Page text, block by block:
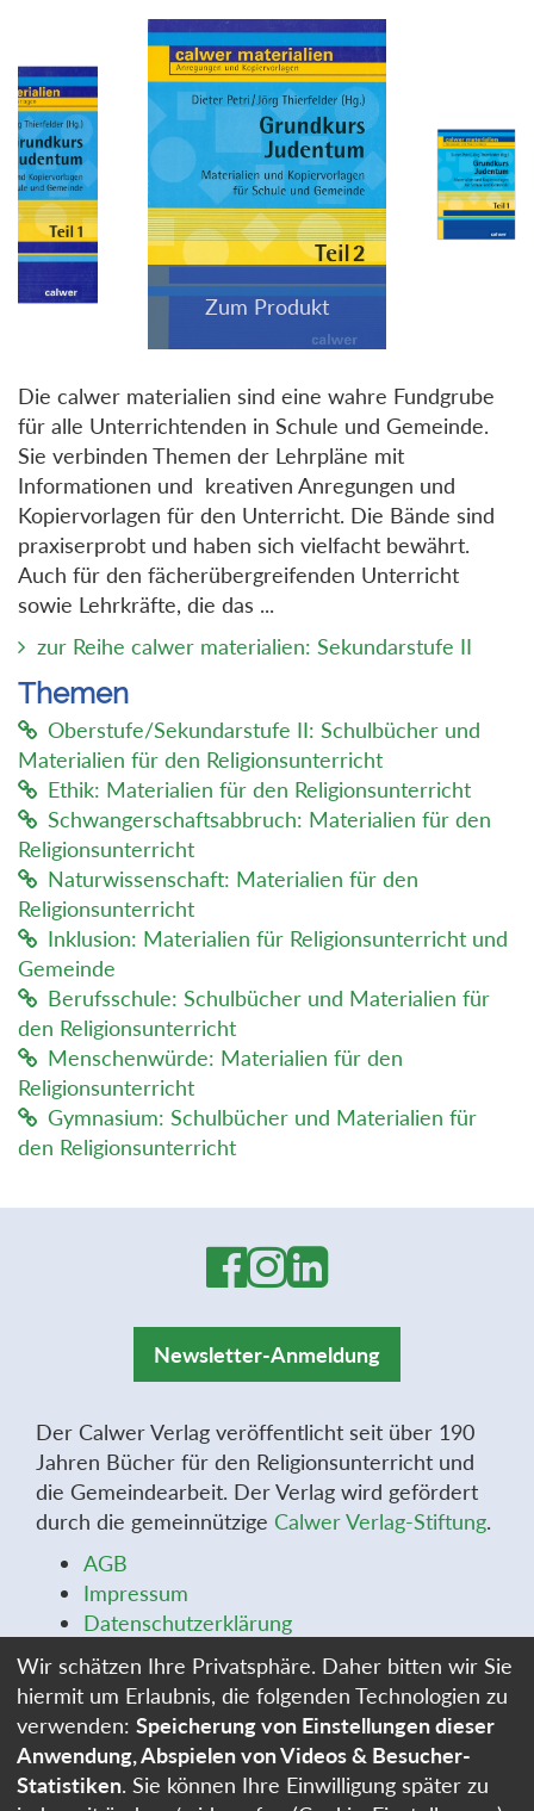
Die calwer materialien sind eine wahre Fundgrube
für alle Unterrichtenden in Schule und Gemeinde.
Sie verbinden Themen der Lehrpläne mit
Informationen und kreativen Anregungen und
Kopiervorlagen für den Unterricht. Die Bände sind
praxiserprobt und haben sich vielfacht bewährt.
Auch für den fächerübergreifenden Unterricht
sowie Lehrkräfte, die das ...
zur Reihe calwer materialien: Sekundarstufe II
Themen
Oberstufe/Sekundarstufe II: Schulbücher und
Materialien für den Religionsunterricht
Ethik: Materialien für den Religionsunterricht
Schwangerschaftsabbruch: Materialien für den
Religionsunterricht
Naturwissenschaft: Materialien für den
Religionsunterricht
Inklusion: Materialien für Religionsunterricht und
Gemeinde
Berufsschule: Schulbücher und Materialien für
den Religionsunterricht
Menschenwürde: Materialien für den
Religionsunterricht
Gymnasium: Schulbücher und Materialien für
den Religionsunterricht
Newsletter-Anmeldung
Der Calwer Verlag veröffentlicht seit über 190
Jahren Bücher für den Religionsunterricht und
die Gemeindearbeit. Der Verlag wird gefördert
durch die gemeinnützige Calwer Verlag-Stiftung.
AGB
Impressum
Datenschutzerklärung
Widerrufsbelehrung
Widerrufsformular
Stellenangebote
Cookie-Einstellungen
Wir schätzen Ihre Privatsphäre. Daher bitten wir Sie
hiermit um Erlaubnis, die folgenden Technologien zu
verwenden: Speicherung von Einstellungen dieser
Anwendung, Abspielen von Videos & Besucher-
Statistiken. Sie können Ihre Einwilligung später zu